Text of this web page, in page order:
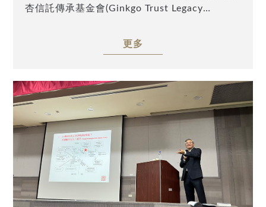
杏信託傳承基金會(Ginkgo Trust Legacy
TATA Charity (USA)協辦，邀請到前台北市國稅
局稅務員、現安致勤資集團許博升律師以「反避
為題，探討台灣CFC與跨國稅務下，如何透過美
國信託進行合規且有效的資產傳承籌劃。感謝業
界先進與高資產人士踴躍參與。
更多